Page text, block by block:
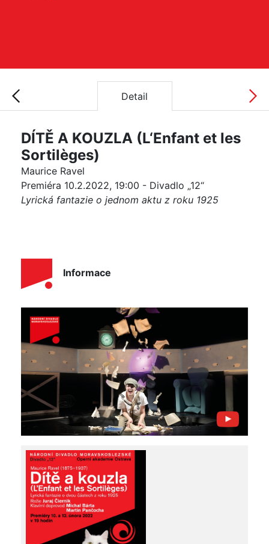
Detail
DÍTĚ A KOUZLA (L‘Enfant et les
Sortilèges)
Maurice Ravel
Premiéra 10.2.2022, 19:00 - Divadlo „12“
Lyrická fantazie o jednom aktu z roku 1925
Informace